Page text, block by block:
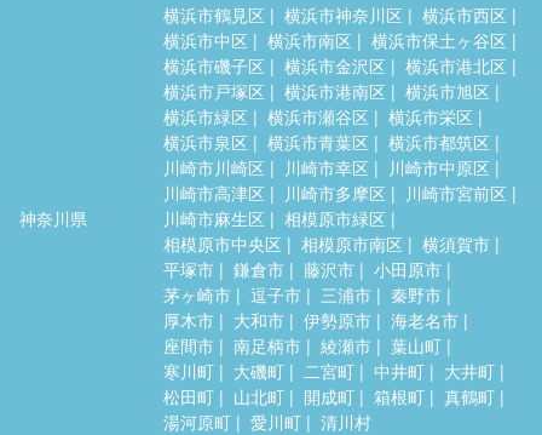
神奈川県
横浜市鶴見区 横浜市神奈川区
横浜市西区
横浜市中区
横浜市南区
横浜市保土ヶ谷区
横浜市磯子区
横浜市金沢区
横浜市港北区
横浜市戸塚区
横浜市港南区
横浜市旭区
横浜市緑区
横浜市瀬谷区
横浜市栄区
横浜市泉区
横浜市青葉区
横浜市都筑区
川崎市川崎区
川崎市幸区
川崎市中原区
川崎市高津区
川崎市多摩区
川崎市宮前区
川崎市麻生区
相模原市緑区
相模原市中央区
相模原市南区
横須賀市
平塚市
鎌倉市 藤沢市
小田原市
茅ヶ崎市
逗子市 三浦市
秦野市
厚木市
大和市 伊勢原市
海老名市
座間市
南足柄市 綾瀬市
葉山町
寒川町
大磯町 二宮町 中井町
大井町
松田町
山北町 開成町 箱根町
真鶴町
湯河原町
愛川町 清川村